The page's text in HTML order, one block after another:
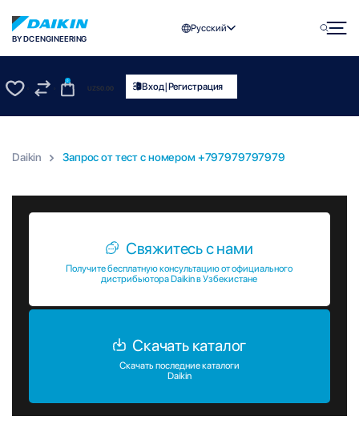
BY DC ENGINEERING
Русский
0
UZS0.00 Вход|Регистрация
Daikin Запрос от тест c номером +797979797979
Свяжитесь с нами
Получите бесплатную консультацию от официального
дистрибьютора Daikin в Узбекистане
Скачать каталог
Скачать последние каталоги
Daikin